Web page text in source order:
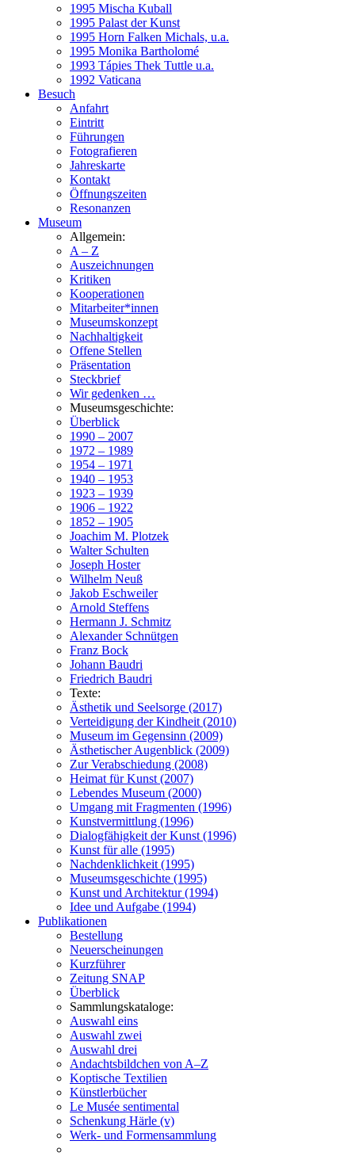
1995 Mischa Kuball
1995 Palast der Kunst
1995 Horn Falken Michals, u.a.
1995 Monika Bartholomé
1993 Tápies Thek Tuttle u.a.
1992 Vaticana
Besuch
Anfahrt
Eintritt
Führungen
Fotografieren
Jahreskarte
Kontakt
Öffnungszeiten
Resonanzen
Museum
Allgemein:
A – Z
Auszeichnungen
Kritiken
Kooperationen
Mitarbeiter*innen
Museumskonzept
Nachhaltigkeit
Offene Stellen
Präsentation
Steckbrief
Wir gedenken …
Museumsgeschichte:
Überblick
1990 – 2007
1972 – 1989
1954 – 1971
1940 – 1953
1923 – 1939
1906 – 1922
1852 – 1905
Joachim M. Plotzek
Walter Schulten
Joseph Hoster
Wilhelm Neuß
Jakob Eschweiler
Arnold Steffens
Hermann J. Schmitz
Alexander Schnütgen
Franz Bock
Johann Baudri
Friedrich Baudri
Texte:
Ästhetik und Seelsorge (2017)
Verteidigung der Kindheit (2010)
Museum im Gegensinn (2009)
Ästhetischer Augenblick (2009)
Zur Verabschiedung (2008)
Heimat für Kunst (2007)
Lebendes Museum (2000)
Umgang mit Fragmenten (1996)
Kunstvermittlung (1996)
Dialogfähigkeit der Kunst (1996)
Kunst für alle (1995)
Nachdenklichkeit (1995)
Museumsgeschichte (1995)
Kunst und Architektur (1994)
Idee und Aufgabe (1994)
Publikationen
Bestellung
Neuerscheinungen
Kurzführer
Zeitung SNAP
Überblick
Sammlungskataloge:
Auswahl eins
Auswahl zwei
Auswahl drei
Andachtsbildchen von A–Z
Koptische Textilien
Künstlerbücher
Le Musée sentimental
Schenkung Härle (v)
Werk- und Formensammlung